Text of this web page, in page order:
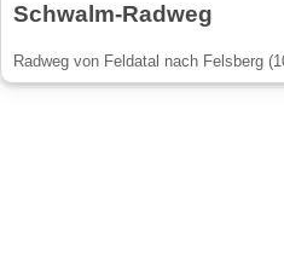
Schwalm-Radweg
Radweg von Feldatal nach Felsberg